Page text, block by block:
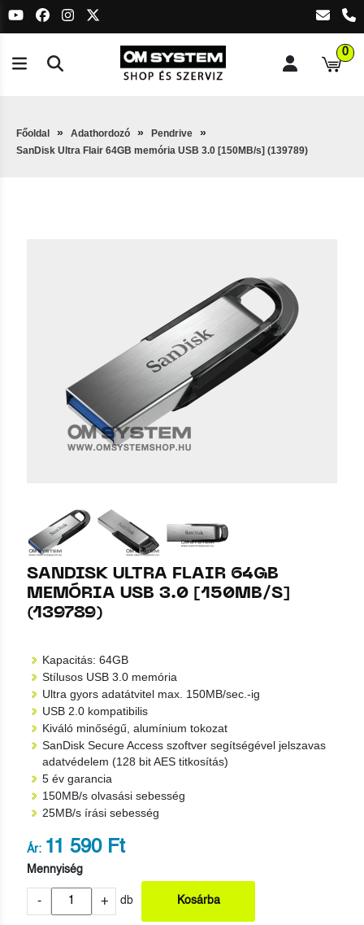
0
Főoldal Adathordozó
Pendrive
SanDisk Ultra Flair 64GB memória USB 3.0 [150MB/s] (139789)
SANDISK ULTRA FLAIR 64GB
MEMÓRIA USB 3.0 [150MB/S]
(139789)
Kapacitás: 64GB
Stílusos USB 3.0 memória
Ultra gyors adatátvitel max. 150MB/sec.-ig
USB 2.0 kompatibilis
Kiváló minőségű, alumínium tokozat
SanDisk Secure Access szoftver segítségével jelszavas
adatvédelem (128 bit AES titkosítás)
5 év garancia
150MB/s olvasási sebesség
25MB/s írási sebesség
Ár: 11 590 Ft
Mennyiség
- + db Kosárba